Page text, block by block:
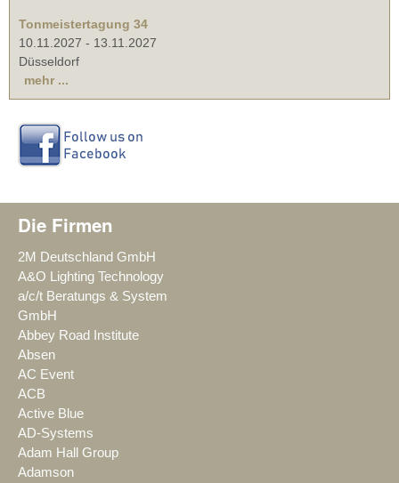
Tonmeistertagung 34
10.11.2027 - 13.11.2027
Düsseldorf
mehr ...
Die Firmen
2M Deutschland GmbH
A&O Lighting Technology
a/c/t Beratungs & System
GmbH
Abbey Road Institute
Absen
AC Event
ACB
Active Blue
AD-Systems
Adam Hall Group
Adamson